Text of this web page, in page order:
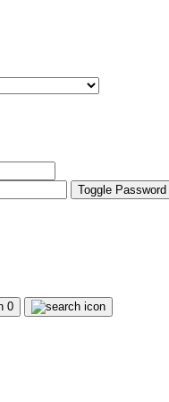
Toggle
0